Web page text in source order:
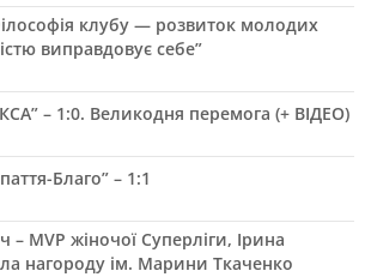
клубу — розвиток молодих
виправдовує себе”
– 1:0. Великодня перемога (+ ВІДЕО)
Благо” – 1:1
– MVP жіночої Суперліги, Ірина
нагороду ім. Марини Ткаченко